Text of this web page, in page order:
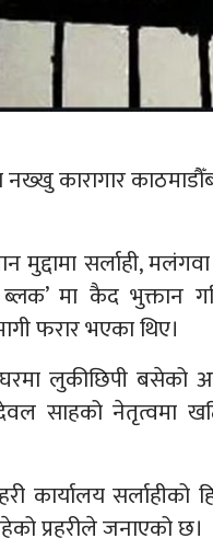
कारागार
मुद्दामा सर्लाही,
मा कैद भुक्तान
फरार भएका थिए।
लुकीछिपी बसेको
साहको नेतृत्वमा
कार्यालय सर्लाहीको
प्रहरीले जनाएको छ।